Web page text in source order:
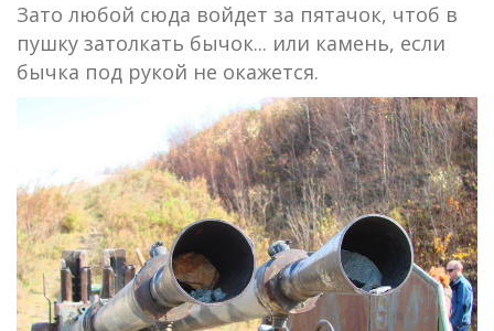
Зато любой сюда войдет за пятачок, чтоб в
пушку затолкать бычок... или камень, если
бычка под рукой не окажется.